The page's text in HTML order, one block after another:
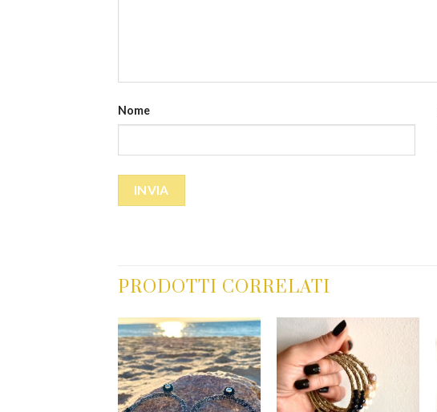
Nome
PRODOTTI CORRELATI